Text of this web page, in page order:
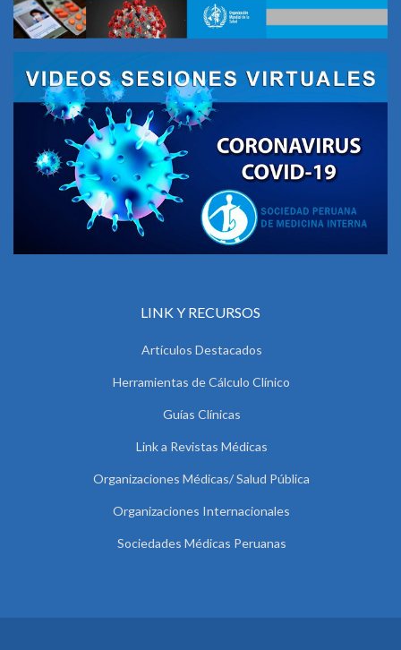
LINK Y RECURSOS
Artículos Destacados
Herramientas de Cálculo Clínico
Guías Clínicas
Link a Revistas Médicas
Organizaciones Médicas/ Salud Pública
Organizaciones Internacionales
Sociedades Médicas Peruanas